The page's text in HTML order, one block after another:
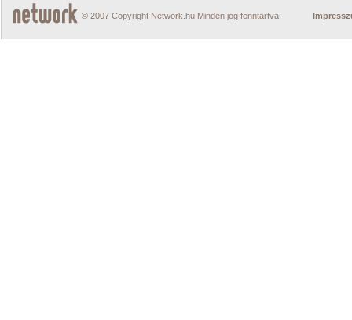
© 2007 Copyright Network.hu Minden jog fenntartva.